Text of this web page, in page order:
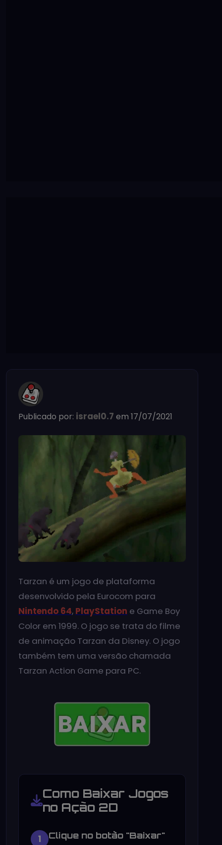
Publicado por: israel0.7 em 17/07/2021
Tarzan é um jogo de plataforma
desenvolvido pela Eurocom para
Nintendo 64, PlayStation e Game Boy
Color em 1999. O jogo se trata do filme
de animação Tarzan da Disney. O jogo
também tem uma versão chamada
Tarzan Action Game para PC.
Como Baixar Jogos
no Ação 2D
1 Clique no botão "Baixar"